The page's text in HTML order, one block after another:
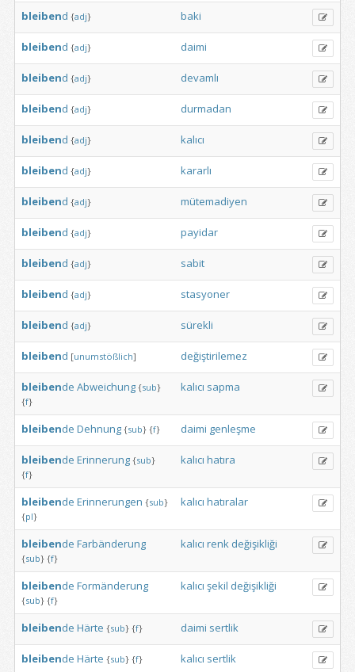
bleibend {adj} baki
bleibend {adj} daimi
bleibend {adj} devamlı
bleibend {adj} durmadan
bleibend {adj} kalıcı
bleibend {adj} kararlı
bleibend {adj} mütemadiyen
bleibend {adj} payidar
bleibend {adj} sabit
bleibend {adj} stasyoner
bleibend {adj} sürekli
bleibend [unumstößlich] değiştirilemez
bleibende Abweichung {sub}
{f}
kalıcı sapma
bleibende Dehnung {sub} {f} daimi genleşme
bleibende Erinnerung {sub}
{f}
kalıcı hatıra
bleibende Erinnerungen {sub}
{pl}
kalıcı hatıralar
bleibende Farbänderung
{sub} {f}
kalıcı renk değişikliği
bleibende Formänderung
{sub} {f}
kalıcı şekil değişikliği
bleibende Härte {sub} {f} daimi sertlik
bleibende Härte {sub} {f} kalıcı sertlik